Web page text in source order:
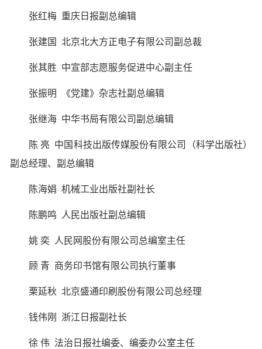
张红梅 重庆日报副总编辑
张建国 北京北大方正电子有限公司副总裁
张其胜 中宣部志愿服务促进中心副主任
张振明 《党建》杂志社副总编辑
张继海 中华书局有限公司副总编辑
陈 亮 中国科技出版传媒股份有限公司（科学出版社）
副总经理、副总编辑
陈海娟 机械工业出版社副社长
陈鹏鸣 人民出版社副总编辑
姚 奕 人民网股份有限公司总编室主任
顾 青 商务印书馆有限公司执行董事
栗延秋 北京盛通印刷股份有限公司总经理
钱伟刚 浙江日报副社长
徐 伟 法治日报社编委、编委办公室主任